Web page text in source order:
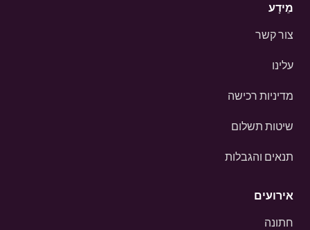
מֵידָע
צור קשר
עלינו
מדיניות רכישה
שיטות תשלום
תנאים והגבלות
אירועים
חתונה